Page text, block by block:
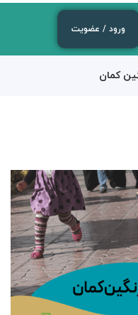
ورود / عضویت
کمان